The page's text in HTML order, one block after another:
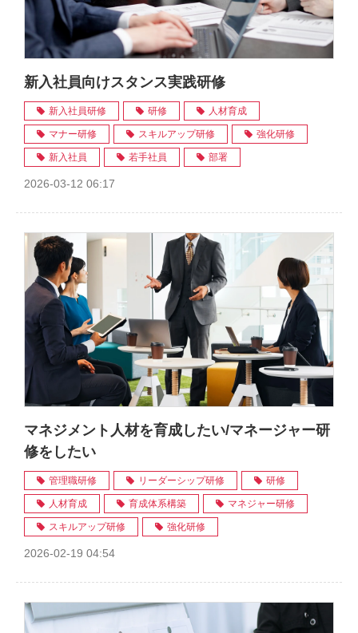
新入社員向けスタンス実践研修
新入社員研修 研修 人材育成
マナー研修 スキルアップ研修 強化研修
新入社員 若手社員 部署
2026-03-12 06:17
マネジメント人材を育成したい/マネージャー研
修をしたい
管理職研修 リーダーシップ研修 研修
人材育成 育成体系構築 マネジャー研修
スキルアップ研修 強化研修
2026-02-19 04:54